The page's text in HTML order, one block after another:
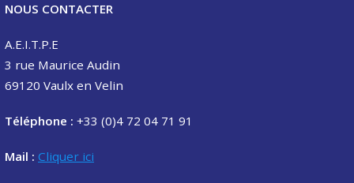
NOUS CONTACTER
A.E.I.T.P.E
3 rue Maurice Audin
69120 Vaulx en Velin
Téléphone : +33 (0)4 72 04 71 91
Mail : Cliquer ici